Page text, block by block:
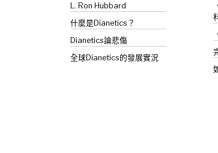
L. Ron Hubbard
什麼是Dianetics？
Dianetics論悲傷
全球Dianetics的發展實況